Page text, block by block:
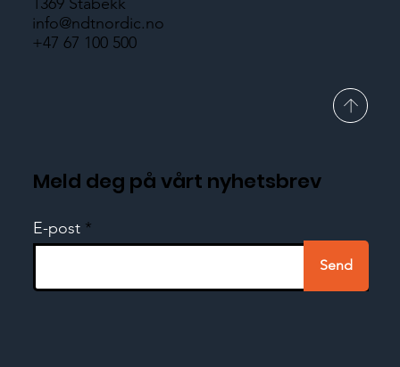
info@ndtnordic.no
+47 67 100 500
Meld deg på vårt nyhetsbrev
E-post
Send